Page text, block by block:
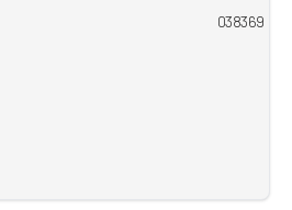
038369